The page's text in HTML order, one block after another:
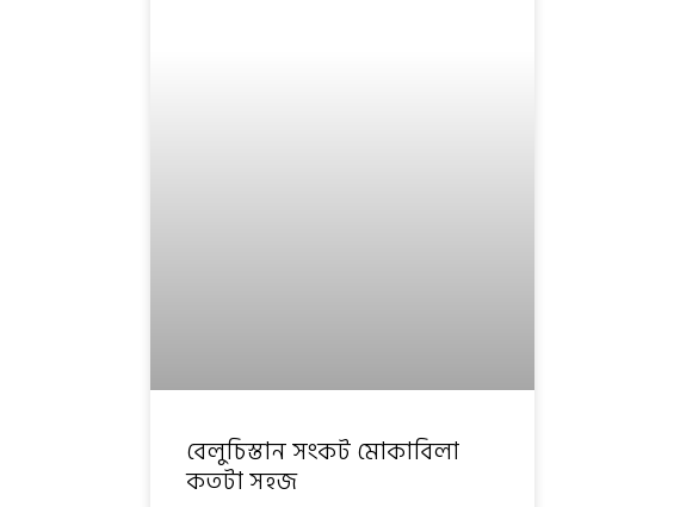
বেলুচিস্তান সংকট মোকাবিলা
কতটা সহজ